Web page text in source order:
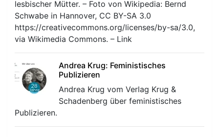
lesbischer Mütter. – Foto von Wikipedia: Bernd
Schwabe in Hannover, CC BY-SA 3.0
https://creativecommons.org/licenses/by-sa/3.0,
via Wikimedia Commons. – Link
Andrea Krug: Feministisches
Publizieren
Andrea Krug vom Verlag Krug &
Schadenberg über feministisches
Publizieren.